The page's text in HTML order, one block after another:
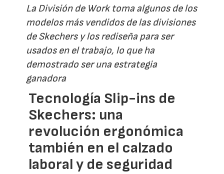
La División de Work toma algunos de los
modelos más vendidos de las divisiones
de Skechers y los rediseña para ser
usados en el trabajo, lo que ha
demostrado ser una estrategia
ganadora
Tecnología Slip-ins de
Skechers: una
revolución ergonómica
también en el calzado
laboral y de seguridad